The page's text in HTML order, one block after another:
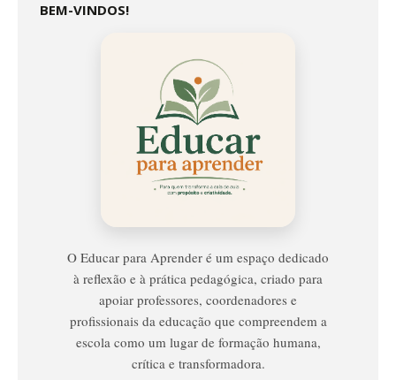
BEM-VINDOS!
Educar
Para
O Educar para Aprender é um espaço dedicado
à reflexão e à prática pedagógica, criado para
apoiar professores, coordenadores e
profissionais da educação que compreendem a
escola como um lugar de formação humana,
crítica e transformadora.